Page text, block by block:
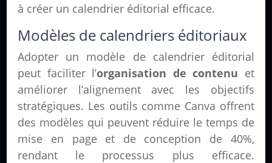
à créer un calendrier éditorial efficace.
Modèles de calendriers éditoriaux
Adopter un modèle de calendrier éditorial
peut faciliter l’organisation de contenu et
améliorer l’alignement avec les objectifs
stratégiques. Les outils comme Canva offrent
des modèles qui peuvent réduire le temps de
mise en page et de conception de 40%,
rendant le processus plus efficace.